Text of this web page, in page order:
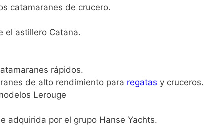
catamaranes de crucero.
el astillero Catana.
rápidos.
de alto rendimiento para regatas y cruceros.
Lerouge
adquirida por el grupo Hanse Yachts.